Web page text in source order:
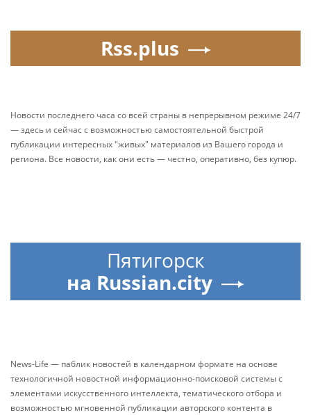
Rss.plus
Новости последнего часа со всей страны в непрерывном режиме 24/7
— здесь и сейчас с возможностью самостоятельной быстрой
публикации интересных "живых" материалов из Вашего города и
региона. Все новости, как они есть — честно, оперативно, без купюр.
Пятигорск
на Russian.city
News-Life — паблик новостей в календарном формате на основе
технологичной новостной информационно-поисковой системы с
элементами искусственного интеллекта, тематического отбора и
возможностью мгновенной публикации авторского контента в